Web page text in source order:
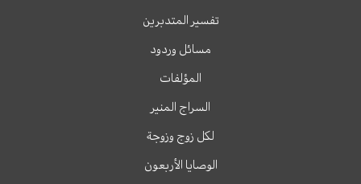
تفسير المتدبرين
مسائل وردود
المؤلفات
السراج المنير
لكل زوج وزوجة
الوصايا الأربعون